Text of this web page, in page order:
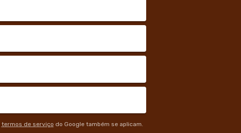
termos de serviço do Google também se aplicam.